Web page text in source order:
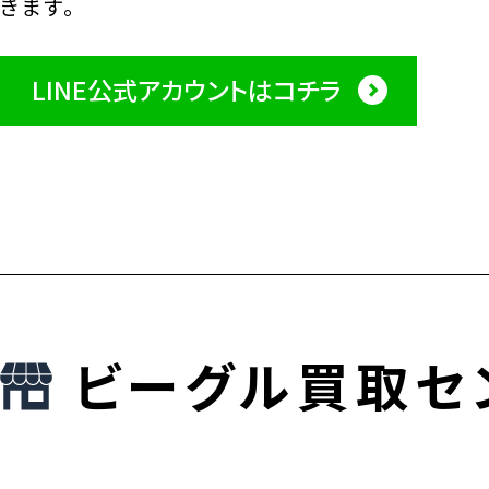
きます。
LINE公式アカウントはコチラ
ビーグル買取セ